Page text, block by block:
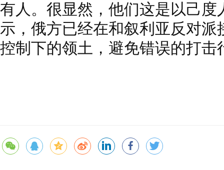
有人。很显然，他们这是以己度
示，俄方已经在和叙利亚反对
控制下的领土，避免错误的打击